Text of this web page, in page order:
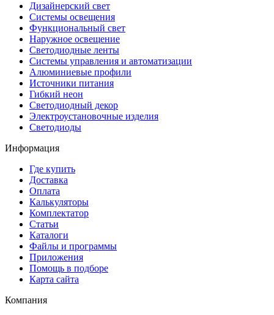
Дизайнерский свет
Системы освещения
Функциональный свет
Наружное освещение
Светодиодные ленты
Системы управления и автоматизации
Алюминиевые профили
Источники питания
Гибкий неон
Светодиодный декор
Электроустановочные изделия
Светодиоды
Информация
Где купить
Доставка
Оплата
Калькуляторы
Комплектатор
Статьи
Каталоги
Файлы и программы
Приложения
Помощь в подборе
Карта сайта
Компания